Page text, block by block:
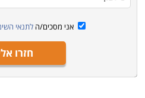
אני מסכים/ה לתנאי
חזרו